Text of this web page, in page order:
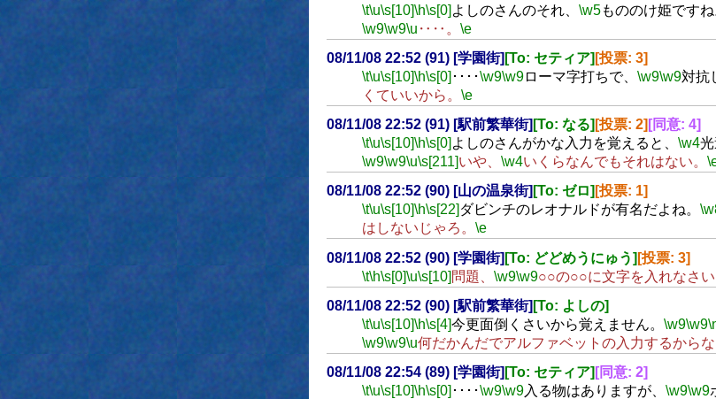
\t\u\s[10]\h\s[0] よしのさんのそれ、 \w5もののけ姫ですね
\w9\w9\u ‥‥。 \e
08/11/08 22:52 (91) [学園街] [To: セティア] [投票: 3]
\t\u\s[10]\h\s[0] ････\w9\w9ローマ字打ちで、 \w9\w9対抗
くていいから。 \e
08/11/08 22:52 (91) [駅前繁華街] [To: なる] [投票: 2] [同意: 4]
\t\u\s[10]\h\s[0] よしのさんがかな入力を覚えると、 \w4光
\w9\w9\u\s[211]いや、 \w4いくらなんでもそれはない。
08/11/08 22:52 (90) [山の温泉街] [To: ゼロ] [投票: 1]
\t\u\s[10]\h\s[22] ダビンチのレオナルドが有名だよね。
はしないじゃろ。 \e
08/11/08 22:52 (90) [学園街] [To: どどめうにゅう] [投票: 3]
\t\h\s[0]\u\s[10] 問題、 \w9\w9○○の○○に文字を入れなさい
08/11/08 22:52 (90) [駅前繁華街] [To: よしの]
\t\u\s[10]\h\s[4]今更面倒くさいから覚えません。 \w9\w9
\w9\w9\u何だかんだでアルファベットの入力するからな
08/11/08 22:54 (89) [学園街] [To: セティア] [同意: 2]
\t\u\s[10]\h\s[0] ････\w9\w9入る物はありますが、 \w9\w9